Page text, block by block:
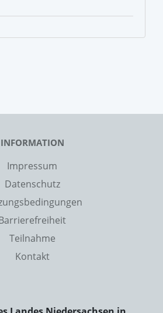
INFORMATION
Impressum
Datenschutz
Teilnahme
Kontakt